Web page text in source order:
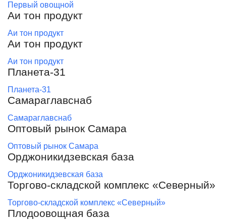
Первый овощной
Аи тон продукт
Аи тон продукт
Аи тон продукт
Аи тон продукт
Планета-31
Планета-31
Самараглавснаб
Самараглавснаб
Оптовый рынок Самара
Оптовый рынок Самара
Орджоникидзевская база
Орджоникидзевская база
Торгово-складской комплекс «Северный»
Торгово-складской комплекс «Северный»
Плодоовощная база